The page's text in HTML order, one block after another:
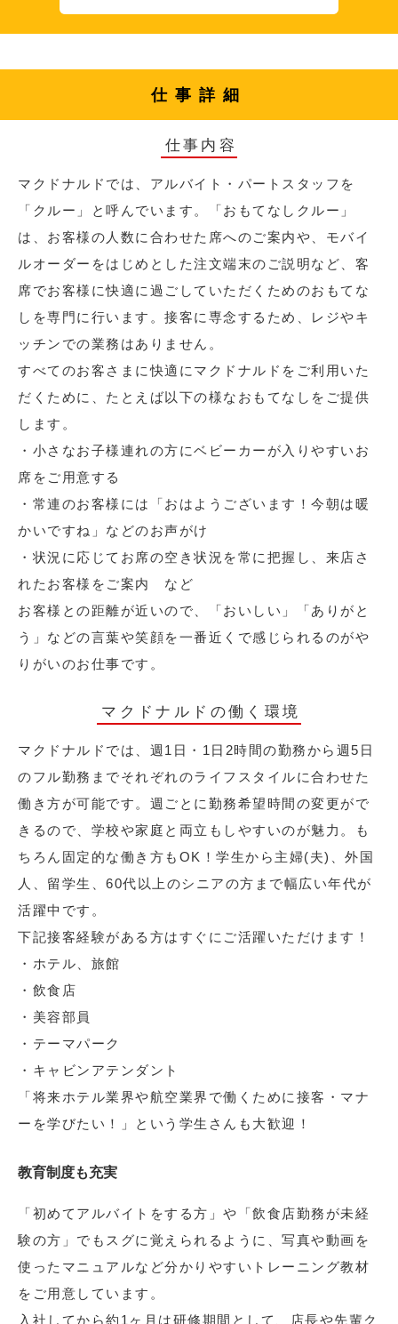
仕事詳細
仕事内容
マクドナルドでは、アルバイト・パートスタッフを
「クルー」と呼んでいます。「おもてなしクルー」
は、お客様の人数に合わせた席へのご案内や、モバイ
ルオーダーをはじめとした注文端末のご説明など、客
席でお客様に快適に過ごしていただくためのおもてな
しを専門に行います。接客に専念するため、レジやキ
ッチンでの業務はありません。
すべてのお客さまに快適にマクドナルドをご利用いた
だくために、たとえば以下の様なおもてなしをご提供
します。
・小さなお子様連れの方にベビーカーが入りやすいお
席をご用意する
・常連のお客様には「おはようございます！今朝は暖
かいですね」などのお声がけ
・状況に応じてお席の空き状況を常に把握し、来店さ
れたお客様をご案内 など
お客様との距離が近いので、「おいしい」「ありがと
う」などの言葉や笑顔を一番近くで感じられるのがや
りがいのお仕事です。
マクドナルドの働く環境
マクドナルドでは、週1日・1日2時間の勤務から週5日
のフル勤務までそれぞれのライフスタイルに合わせた
働き方が可能です。週ごとに勤務希望時間の変更がで
きるので、学校や家庭と両立もしやすいのが魅力。も
ちろん固定的な働き方もOK！学生から主婦(夫)、外国
人、留学生、60代以上のシニアの方まで幅広い年代が
活躍中です。
下記接客経験がある方はすぐにご活躍いただけます！
・ホテル、旅館
・飲食店
・美容部員
・テーマパーク
・キャビンアテンダント
「将来ホテル業界や航空業界で働くために接客・マナ
ーを学びたい！」という学生さんも大歓迎！
教育制度も充実
「初めてアルバイトをする方」や「飲食店勤務が未経
験の方」でもスグに覚えられるように、写真や動画を
使ったマニュアルなど分かりやすいトレーニング教材
をご用意しています。
入社してから約1ヶ月は研修期間として、店長や先輩ク